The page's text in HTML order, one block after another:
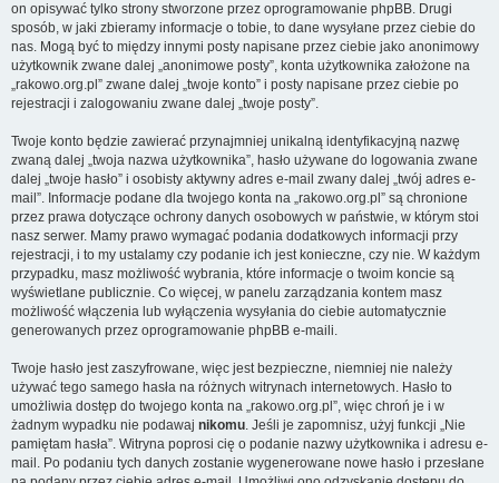
on opisywać tylko strony stworzone przez oprogramowanie phpBB. Drugi
sposób, w jaki zbieramy informacje o tobie, to dane wysyłane przez ciebie do
nas. Mogą być to między innymi posty napisane przez ciebie jako anonimowy
użytkownik zwane dalej „anonimowe posty”, konta użytkownika założone na
„rakowo.org.pl” zwane dalej „twoje konto” i posty napisane przez ciebie po
rejestracji i zalogowaniu zwane dalej „twoje posty”.
Twoje konto będzie zawierać przynajmniej unikalną identyfikacyjną nazwę
zwaną dalej „twoja nazwa użytkownika”, hasło używane do logowania zwane
dalej „twoje hasło” i osobisty aktywny adres e-mail zwany dalej „twój adres e-
mail”. Informacje podane dla twojego konta na „rakowo.org.pl” są chronione
przez prawa dotyczące ochrony danych osobowych w państwie, w którym stoi
nasz serwer. Mamy prawo wymagać podania dodatkowych informacji przy
rejestracji, i to my ustalamy czy podanie ich jest konieczne, czy nie. W każdym
przypadku, masz możliwość wybrania, które informacje o twoim koncie są
wyświetlane publicznie. Co więcej, w panelu zarządzania kontem masz
możliwość włączenia lub wyłączenia wysyłania do ciebie automatycznie
generowanych przez oprogramowanie phpBB e-maili.
Twoje hasło jest zaszyfrowane, więc jest bezpieczne, niemniej nie należy
używać tego samego hasła na różnych witrynach internetowych. Hasło to
umożliwia dostęp do twojego konta na „rakowo.org.pl”, więc chroń je i w
żadnym wypadku nie podawaj nikomu. Jeśli je zapomnisz, użyj funkcji „Nie
pamiętam hasła”. Witryna poprosi cię o podanie nazwy użytkownika i adresu e-
mail. Po podaniu tych danych zostanie wygenerowane nowe hasło i przesłane